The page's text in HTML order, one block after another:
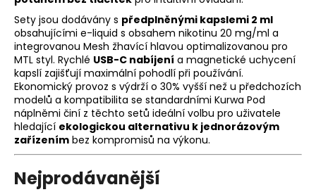
Sety jsou dodávány s předplněnými kapslemi 2 ml
obsahujícími e-liquid s obsahem nikotinu 20 mg/ml a
integrovanou Mesh žhavící hlavou optimalizovanou pro
MTL styl. Rychlé USB-C nabíjení a magnetické uchycení
kapslí zajišťují maximální pohodlí při používání.
Ekonomický provoz s výdrží o 30% vyšší než u předchozích
modelů a kompatibilita se standardními Kurwa Pod
náplněmi činí z těchto setů ideální volbu pro uživatele
hledající ekologickou alternativu k jednorázovým
zařízením bez kompromisů na výkonu.
Nejprodávanější
b
u
j
e
t
e
n
a
j
í